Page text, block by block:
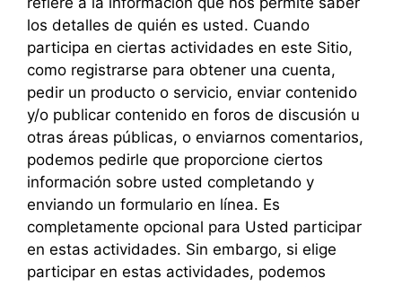
los detalles de quién es usted. Cuando
participa en ciertas actividades en este Sitio,
como registrarse para obtener una cuenta,
pedir un producto o servicio, enviar contenido
y/o publicar contenido en foros de discusión u
otras áreas públicas, o enviarnos comentarios,
podemos pedirle que proporcione ciertos
información sobre usted completando y
enviando un formulario en línea. Es
completamente opcional para Usted participar
en estas actividades. Sin embargo, si elige
participar en estas actividades, podemos